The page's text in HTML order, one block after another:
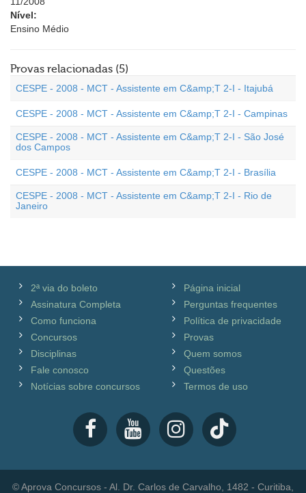
Nível:
Ensino Médio
Provas relacionadas (5)
CESPE - 2008 - MCT - Assistente em C&amp;T 2-I - Itajubá
CESPE - 2008 - MCT - Assistente em C&amp;T 2-I - Campinas
CESPE - 2008 - MCT - Assistente em C&amp;T 2-I - São José
dos Campos
CESPE - 2008 - MCT - Assistente em C&amp;T 2-I - Brasília
CESPE - 2008 - MCT - Assistente em C&amp;T 2-I - Rio de
Janeiro
2ª via do boleto
Assinatura Completa
Como funciona
Concursos
Disciplinas
Fale conosco
Notícias sobre concursos
Página inicial
Perguntas frequentes
Política de privacidade
Provas
Quem somos
Questões
Termos de uso
© Aprova Concursos - Al. Dr. Carlos de Carvalho, 1482 - Curitiba,